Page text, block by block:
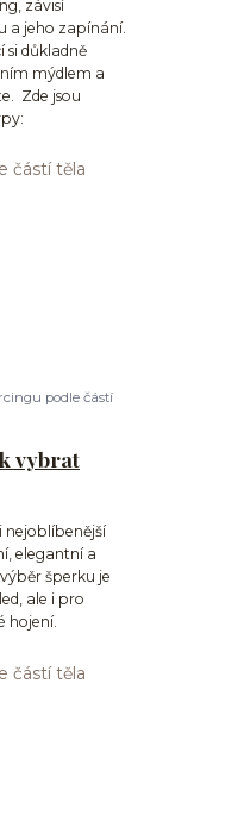
závisí
a jeho zapínání.
si důkladně
mýdlem a
Zde jsou
vybrat
podle částí
nejoblíbenější
elegantní a
šperku je
ale i pro
hojení.